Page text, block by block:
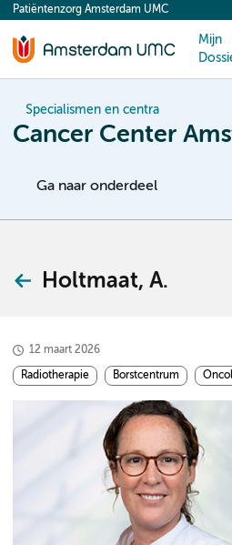
content
Patiëntenzorg Amsterdam UMC
Mijn
Specialismen en centra
Cancer Center
Ga naar onderdeel
Holtmaat, A.
12 maart 2026
Radiotherapie Borstcentrum